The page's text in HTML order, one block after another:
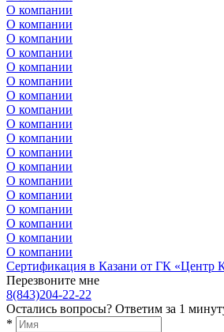
О компании
О компании
О компании
О компании
О компании
О компании
О компании
О компании
О компании
О компании
О компании
О компании
О компании
О компании
О компании
О компании
О компании
О компании
Сертификация в Казани от ГК «Центр
Перезвоните мне
8(843)204-22-22
Остались вопросы? Ответим за 1
*